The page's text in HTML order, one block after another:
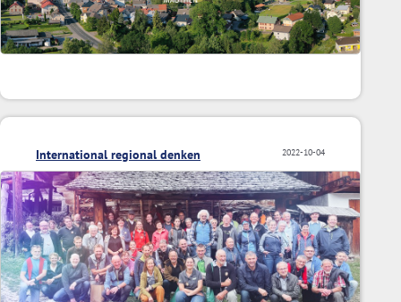
2022-10-04
International regional denken